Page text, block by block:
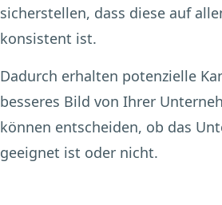
sicherstellen, dass diese auf
konsistent ist.
Dadurch erhalten potenzielle
besseres Bild von Ihrer
können entscheiden, ob das
geeignet ist oder nicht.